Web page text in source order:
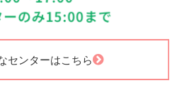
センターはこちら